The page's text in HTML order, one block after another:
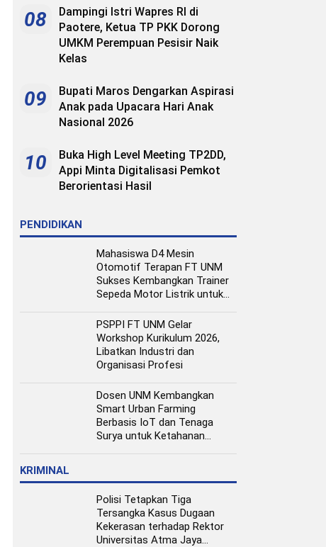
08
Dampingi Istri Wapres RI di
Paotere, Ketua TP PKK Dorong
UMKM Perempuan Pesisir Naik
Kelas
09
Bupati Maros Dengarkan Aspirasi
Anak pada Upacara Hari Anak
Nasional 2026
10
Buka High Level Meeting TP2DD,
Appi Minta Digitalisasi Pemkot
Berorientasi Hasil
PENDIDIKAN
Mahasiswa D4 Mesin
Otomotif Terapan FT UNM
Sukses Kembangkan Trainer
Sepeda Motor Listrik untuk
PSPPI FT UNM Gelar
Workshop Kurikulum 2026,
Libatkan Industri dan
Organisasi Profesi
Dosen UNM Kembangkan
Smart Urban Farming
Berbasis IoT dan Tenaga
Surya untuk Ketahanan
KRIMINAL
Polisi Tetapkan Tiga
Tersangka Kasus Dugaan
Kekerasan terhadap Rektor
Universitas Atma Jaya